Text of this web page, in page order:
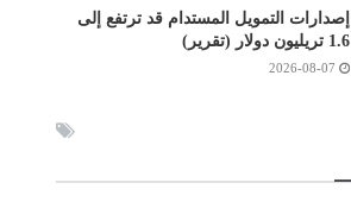
إصدارات التمويل المستدام قد ترتفع إلى
1.6 تريليون دولار (تقرير)
2026-08-07